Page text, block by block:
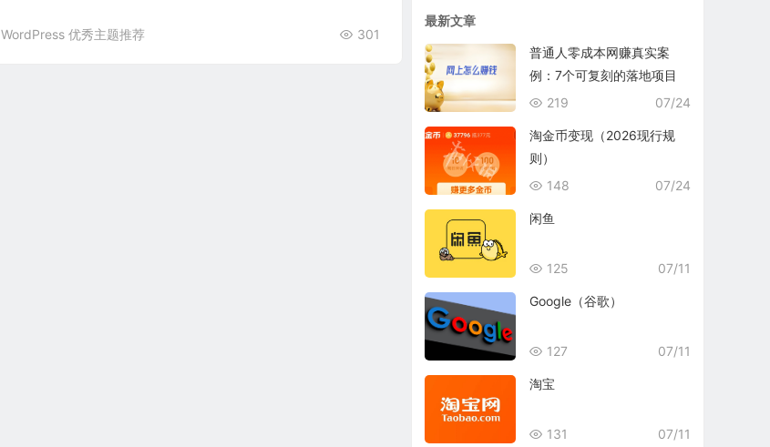
301
WordPress 优秀主题推荐
最新文章
普通人零成本网赚真实案
例：7个可复刻的落地项目
07/24
219
淘金币变现（2026现行规
则）
07/24
148
闲鱼
07/11
125
Google（谷歌）
07/11
127
淘宝
07/11
131